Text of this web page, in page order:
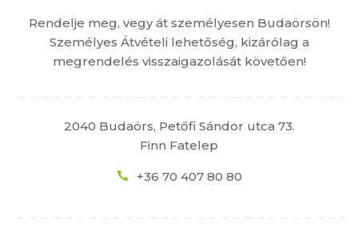
Rendelje meg, vegy át személyesen Budaörsön!
Személyes Átvételi lehetőség, kizárólag a
megrendelés visszaigazolását követően!
2040 Budaörs, Petőfi Sándor utca 73.
Finn Fatelep
+36 70 407 80 80